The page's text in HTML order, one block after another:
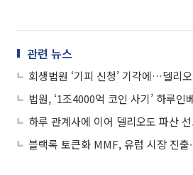
관련 뉴스
블랙록 토큰화 MMF, 유럽 시장 진출